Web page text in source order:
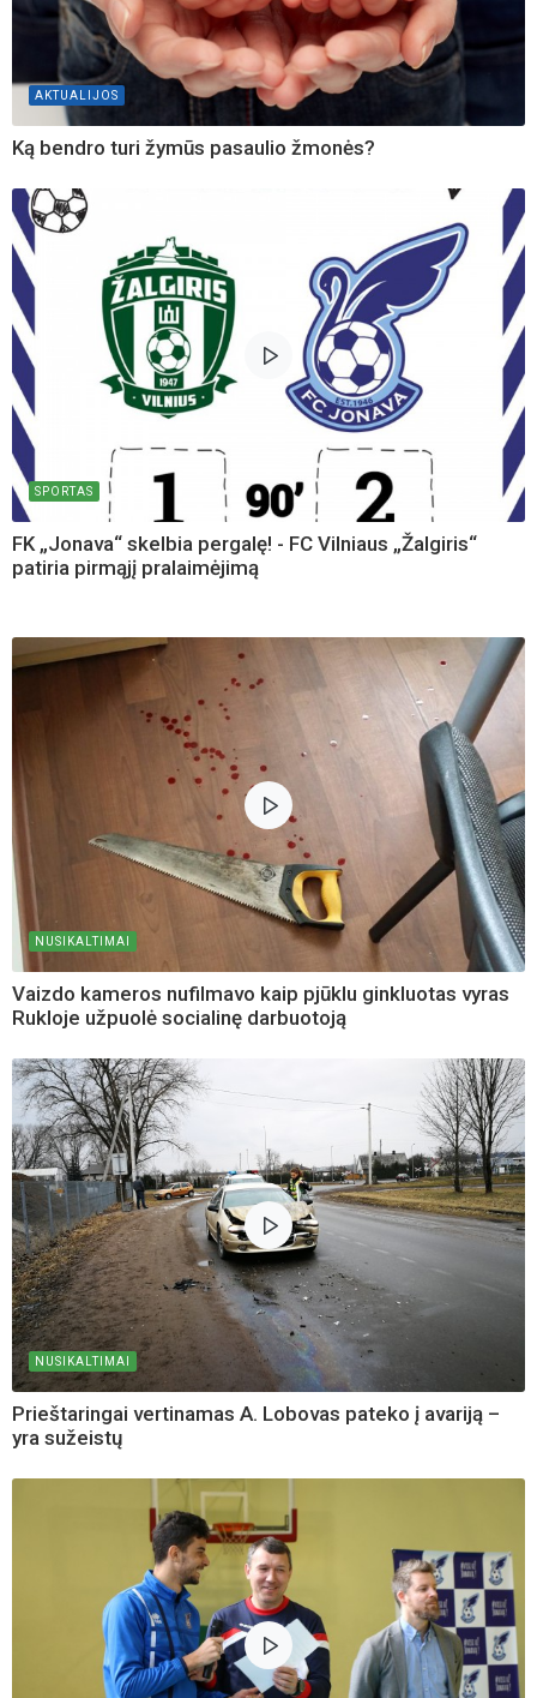
AKTUALIJOS
Ką bendro turi žymūs pasaulio žmonės?
SPORTAS
FK „Jonava“ skelbia pergalę! - FC Vilniaus „Žalgiris“
patiria pirmąjį pralaimėjimą
NUSIKALTIMAI
Vaizdo kameros nufilmavo kaip pjūklu ginkluotas vyras
Rukloje užpuolė socialinę darbuotoją
NUSIKALTIMAI
Prieštaringai vertinamas A. Lobovas pateko į avariją –
yra sužeistų